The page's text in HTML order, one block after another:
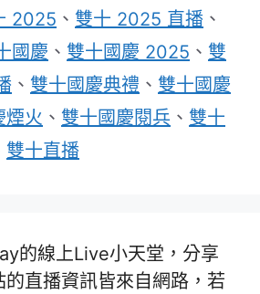
2025 、 雙十 2025 直播 、
國慶 、 雙十國慶 2025 、 雙
、 雙十國慶典禮 、 雙十國慶
煙火 、 雙十國慶閱兵 、 雙十
雙十直播
的線上Live小天堂，分享
直播資訊皆來自網路，若